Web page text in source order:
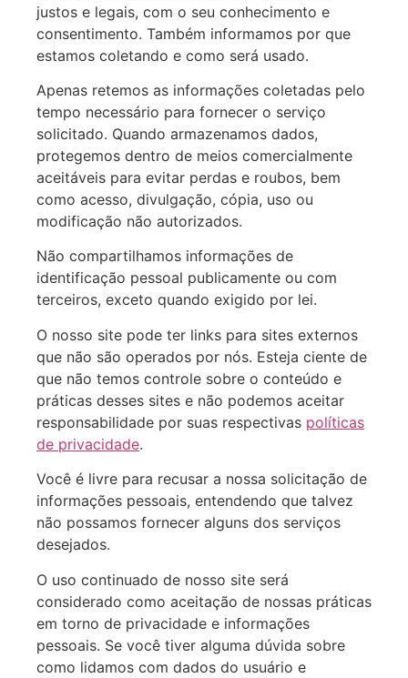
justos e legais, com o seu conhecimento e
consentimento. Também informamos por que
estamos coletando e como será usado.
Apenas retemos as informações coletadas pelo
tempo necessário para fornecer o serviço
solicitado. Quando armazenamos dados,
protegemos dentro de meios comercialmente
aceitáveis para evitar perdas e roubos, bem
como acesso, divulgação, cópia, uso ou
modificação não autorizados.
Não compartilhamos informações de
identificação pessoal publicamente ou com
terceiros, exceto quando exigido por lei.
O nosso site pode ter links para sites externos
que não são operados por nós. Esteja ciente de
que não temos controle sobre o conteúdo e
práticas desses sites e não podemos aceitar
responsabilidade por suas respectivas políticas
de privacidade.
Você é livre para recusar a nossa solicitação de
informações pessoais, entendendo que talvez
não possamos fornecer alguns dos serviços
desejados.
O uso continuado de nosso site será
considerado como aceitação de nossas práticas
em torno de privacidade e informações
pessoais. Se você tiver alguma dúvida sobre
como lidamos com dados do usuário e